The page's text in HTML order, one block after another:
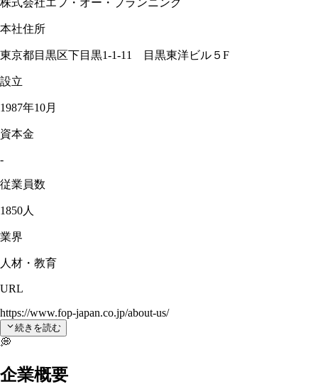
株式会社エフ・オー・プランニング
本社住所
東京都目黒区下目黒1-1-11 目黒東洋ビル５F
設立
1987年10月
資本金
-
従業員数
1850人
業界
人材・教育
URL
https://www.fop-japan.co.jp/about-us/
続きを読む
💭
企業概要